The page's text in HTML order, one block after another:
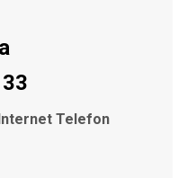
Telefon